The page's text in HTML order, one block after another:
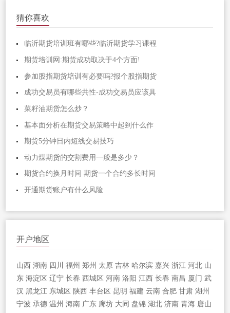
猜你喜欢
临沂期货培训班有哪些?临沂期货学习课程
期货培训网:期货成功取决于4个方面!
参加股指期货培训有必要吗?报个股指期货
成功交易员有哪些共性-成功交易员应该具
菜籽油期货怎么炒？
基本面分析在期货交易策略中起到什么作
期货5分钟日内短线交易技巧
动力煤期货的交割费用一般是多少？
期货合约换月时间 期货一个合约多长时间
开通期货账户有什么风险
开户地区
山西 湖南 四川 福州 郑州 太原 吉林 哈尔滨 嘉兴 浙江 河北 山
东 海淀区 辽宁 长春 西城区 河南 洛阳 江西 长春 南昌 厦门 武
汉 黑龙江 东城区 陕西 丰台区 昆明 福建 云南 合肥 甘肃 湖州
宁波 承德 温州 海南 广东 廊坊 大同 盘锦 湖北 济南 青海 唐山